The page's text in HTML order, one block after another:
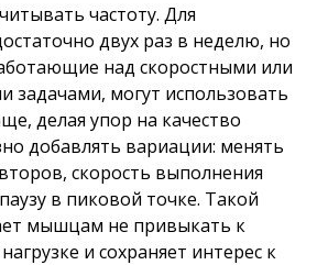
частоту. Для
двух раз в неделю, но
над скоростными или
задачами, могут использовать
делая упор на качество
добавлять вариации: менять
скорость выполнения
в пиковой точке. Такой
мышцам не привыкать к
и сохраняет интерес к